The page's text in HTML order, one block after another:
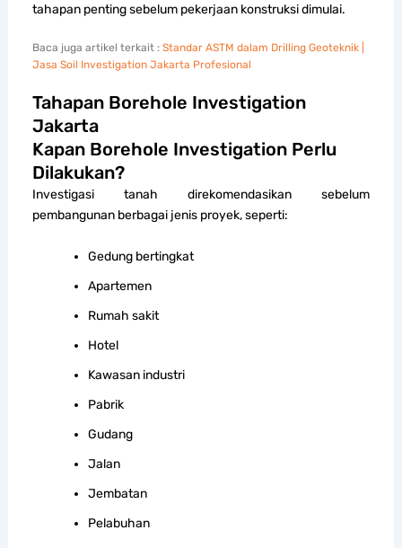
tahapan penting sebelum pekerjaan konstruksi dimulai.
Baca juga artikel terkait :Standar ASTM dalam Drilling Geoteknik |
Jasa Soil Investigation Jakarta Profesional
Tahapan Borehole Investigation
Jakarta
Kapan Borehole Investigation Perlu
Dilakukan?
Investigasi tanah direkomendasikan sebelum
pembangunan berbagai jenis proyek, seperti:
Gedung bertingkat
Apartemen
Rumah sakit
Hotel
Kawasan industri
Pabrik
Gudang
Jalan
Jembatan
Pelabuhan